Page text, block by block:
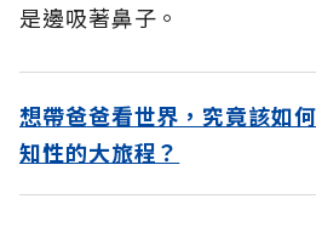
是邊吸著鼻子。
想帶爸爸看世界，究竟該如
知性的大旅程？